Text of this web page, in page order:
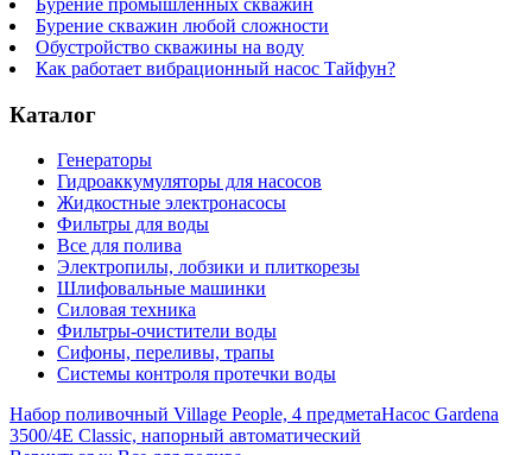
Бурение скважин любой сложности
Обустройство скважины на воду
Как работает вибрационный насос Тайфун?
Каталог
Генераторы
Гидроаккумуляторы для насосов
Жидкостные электронасосы
Фильтры для воды
Все для полива
Электропилы, лобзики и плиткорезы
Шлифовальные машинки
Силовая техника
Фильтры-очистители воды
Сифоны, переливы, трапы
Системы контроля протечки воды
Набор поливочный Village People, 4 предметаНасос Gardena
3500/4E Classic, напорный автоматический